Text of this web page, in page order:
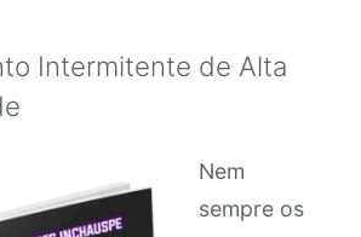
Intermitente de Alta
Nem
sempre os